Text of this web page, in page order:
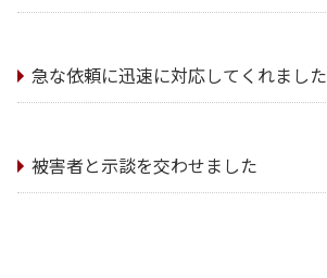
急な依頼に迅速に対応してくれました
被害者と示談を交わせました